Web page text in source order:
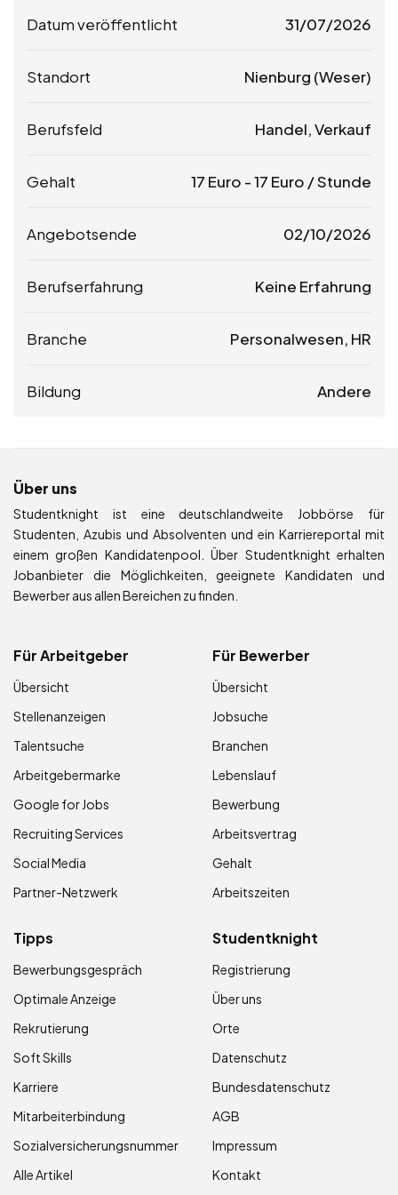
Datum veröffentlicht 31/07/2026
Standort Nienburg (Weser)
Berufsfeld Handel, Verkauf
Gehalt 17 Euro -17 Euro / Stunde
Angebotsende 02/10/2026
Berufserfahrung Keine Erfahrung
Branche Personalwesen, HR
Bildung Andere
Über uns
Studentknight ist eine deutschlandweite Jobbörse für
Studenten, Azubis und Absolventen und ein Karriereportal mit
einem großen Kandidatenpool. Über Studentknight erhalten
Jobanbieter die Möglichkeiten, geeignete Kandidaten und
Bewerber aus allen Bereichen zu finden.
Für Arbeitgeber
Übersicht
Stellenanzeigen
Talentsuche
Arbeitgebermarke
Google for Jobs
Recruiting Services
Social Media
Partner-Netzwerk
Für Bewerber
Übersicht
Jobsuche
Branchen
Lebenslauf
Bewerbung
Arbeitsvertrag
Gehalt
Arbeitszeiten
Tipps
Bewerbungsgespräch
Optimale Anzeige
Rekrutierung
Soft Skills
Karriere
Mitarbeiterbindung
Sozialversicherungsnummer
Alle Artikel
Studentknight
Registrierung
Über uns
Orte
Datenschutz
Bundesdatenschutz
AGB
Impressum
Kontakt